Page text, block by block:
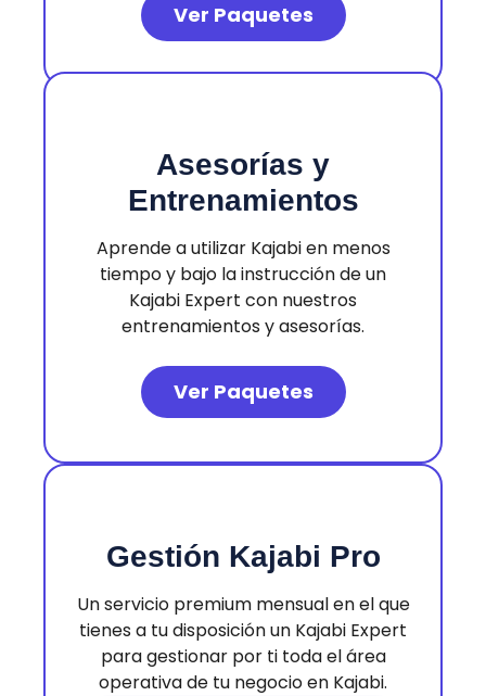
Ver Paquetes
Asesorías y
Entrenamientos
Aprende a utilizar Kajabi en menos
tiempo y bajo la instrucción de un
Kajabi Expert con nuestros
entrenamientos y asesorías.
Ver Paquetes
Gestión Kajabi Pro
Un servicio premium mensual en el que
tienes a tu disposición un Kajabi Expert
para gestionar por ti toda el área
operativa de tu negocio en Kajabi.